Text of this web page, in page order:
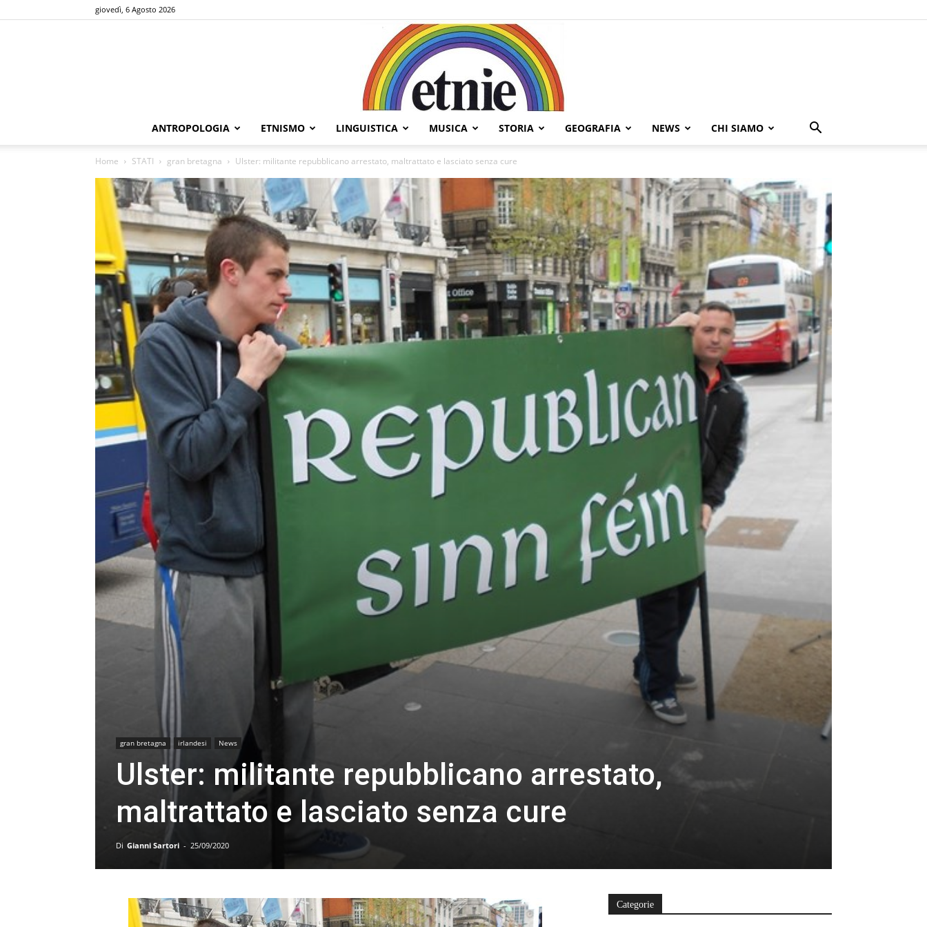
giovedì, 6 Agosto 2026
ANTROPOLOGIA ETNISMO LINGUISTICA MUSICA STORIA GEOGRAFIA NEWS CHI SIAMO
Home STATI gran bretagna Ulster: militante repubblicano arrestato, maltrattato e lasciato senza cure
gran bretagna irlandesi News
Ulster: militante repubblicano arrestato,
maltrattato e lasciato senza cure
Di Gianni Sartori - 25/09/2020
Categorie